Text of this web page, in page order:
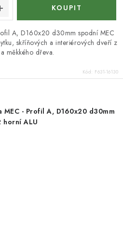
A, D160x20 d30mm spodní MEC
skříňových a interiérových dveří z
měkkého dřeva.
Kód: F631-16130
MEC - Profil A, D160x20 d30mm
horní ALU